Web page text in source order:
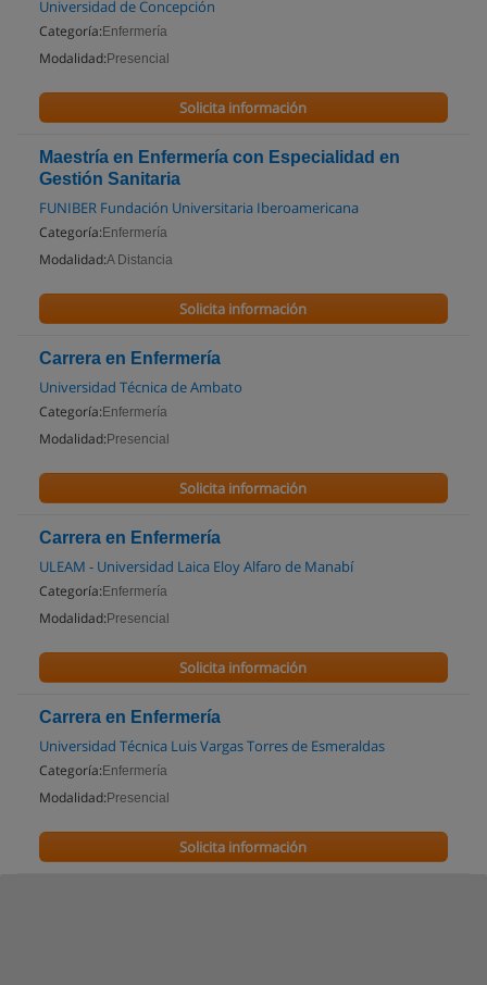
Universidad de Concepción
Categoría: Enfermería
Modalidad: Presencial
Solicita información
Maestría en Enfermería con Especialidad en
Gestión Sanitaria
FUNIBER Fundación Universitaria Iberoamericana
Categoría: Enfermería
Modalidad:A Distancia
Solicita información
Carrera en Enfermería
Universidad Técnica de Ambato
Categoría: Enfermería
Modalidad: Presencial
Solicita información
Carrera en Enfermería
ULEAM - Universidad Laica Eloy Alfaro de Manabí
Categoría: Enfermería
Modalidad: Presencial
Solicita información
Carrera en Enfermería
Universidad Técnica Luis Vargas Torres de Esmeraldas
Categoría: Enfermería
Modalidad: Presencial
Solicita información